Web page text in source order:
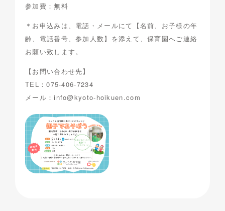
参加費：無料
＊お申込みは、電話・メールにて【名前、お子様の年
齢、電話番号、参加人数】を添えて、保育園へご連絡
お願い致します。
【お問い合わせ先】
TEL：075-406-7234
メール：info@kyoto-hoikuen.com